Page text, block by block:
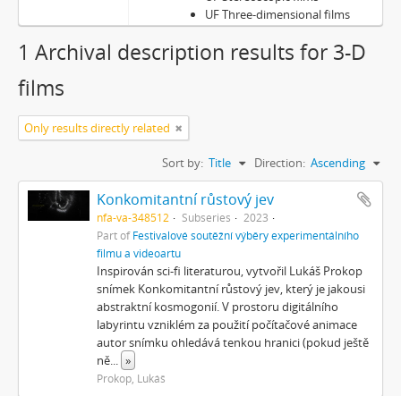
UF Three-dimensional films
1 Archival description results for 3-D
films
Only results directly related
Sort by: Title Direction: Ascending
Konkomitantní růstový jev
nfa-va-348512 Subseries
2023
Part ofFestivalové soutěžní výběry experimentálního
filmu a videoartu
Inspirován sci-fi literaturou, vytvořil Lukáš Prokop
snímek Konkomitantní růstový jev, který je jakousi
abstraktní kosmogonií. V prostoru digitálního
labyrintu vzniklém za použití počítačové animace
autor snímku ohledává tenkou hranici (pokud ještě
ně... »
Prokop, Lukáš